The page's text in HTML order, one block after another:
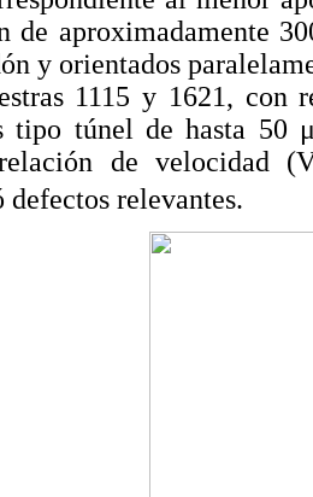
de aproximadamente
y orientados
1115 y 1621, con
tipo túnel de hasta 50
de velocidad
defectos relevantes.